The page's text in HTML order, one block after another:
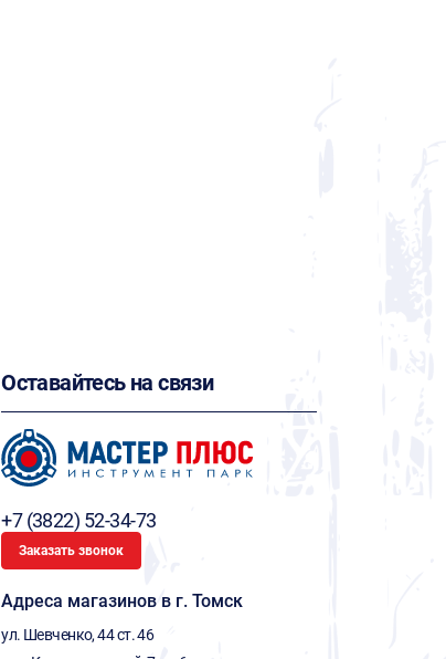
Оставайтесь на связи
+7 (3822) 52-34-73
Заказать звонок
Адреса магазинов в г. Томск
ул. Шевченко, 44 ст. 46